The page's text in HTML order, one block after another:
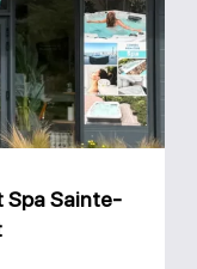
Spa Sainte-